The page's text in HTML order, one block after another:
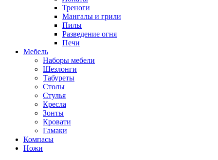
Треноги
Мангалы и грили
Пилы
Разведение огня
Печи
Мебель
Наборы мебели
Шезлонги
Табуреты
Столы
Стулья
Кресла
Зонты
Кровати
Гамаки
Компасы
Ножи